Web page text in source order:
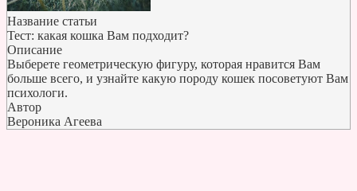
Название статьи
Тест: какая кошка Вам подходит?
Описание
Выберете геометрическую фигуру, которая нравится Вам
больше всего, и узнайте какую породу кошек посоветуют Вам
психологи.
Автор
Вероника Агеева